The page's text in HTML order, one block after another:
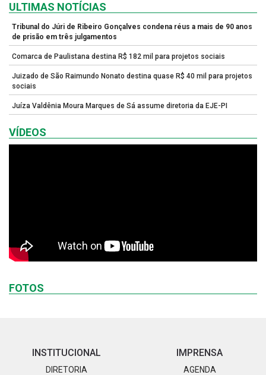
ULTIMAS NOTÍCIAS
Tribunal do Júri de Ribeiro Gonçalves condena réus a mais de 90 anos
de prisão em três julgamentos
Comarca de Paulistana destina R$ 182 mil para projetos sociais
Juizado de São Raimundo Nonato destina quase R$ 40 mil para projetos
sociais
Juíza Valdênia Moura Marques de Sá assume diretoria da EJE-PI
VÍDEOS
FOTOS
INSTITUCIONAL
DIRETORIA
IMPRENSA
AGENDA